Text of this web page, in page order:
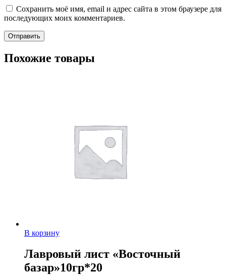
Сохранить моё имя, email и адрес сайта в этом браузере для
последующих моих комментариев.
Похожие товары
В корзину
Лавровый лист «Восточный
базар»10гр*20